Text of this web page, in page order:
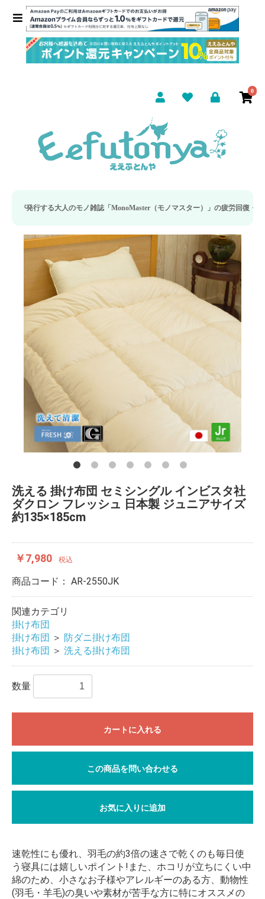
0
雑誌「MonoMaster（モノマスター）」の疲労回復・睡眠の向上特集に当社のリ
洗える 掛け布団 セミシングル インビスタ社
ダクロン フレッシュ 日本製 ジュニアサイズ
約135×185cm
￥7,980 税込
商品コード： AR-2550JK
関連カテゴリ
掛け布団
掛け布団 ＞ 防ダニ掛け布団
掛け布団 ＞ 洗える掛け布団
数量
カートに入れる
この商品を問い合わせる
お気に入りに追加
速乾性にも優れ、羽毛の約3倍の速さで乾くのも毎日使
う寝具には嬉しいポイント!また、ホコリが立ちにくい中
綿のため、小さなお子様やアレルギーのある方、動物性
(羽毛・羊毛)の臭いや素材が苦手な方に特にオススメの